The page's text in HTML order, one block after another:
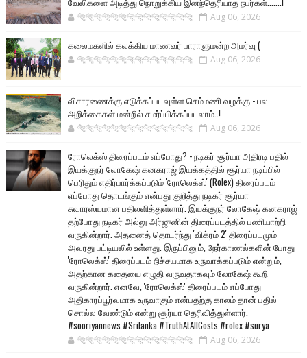
🐅🐅🐅🐅🐅🐅🐆🐆🐆🐆🐆🐆🐆🐆 Aug 06, 2026
கலைமகளில் கலக்கிய மாணவர் பாராளுமன்ற அமர்வு (
🐅🐅🐅🐅🐅🐅🐆🐆🐆🐆🐆🐆🐆🐆 Aug 06, 2026
விசாரணைக்கு எடுக்கப்படவுள்ள செம்மணி வழக்கு - பல
அறிக்கைகள் மன்றில் சமர்ப்பிக்கப்படலாம்..!
🐅🐅🐅🐅🐅🐅🐆🐆🐆🐆🐆🐆🐆🐆 Aug 06, 2026
ரோலெக்ஸ் திரைப்படம் எப்போது? - நடிகர் சூர்யா அதிரடி பதில்
இயக்குநர் லோகேஷ் கனகராஜ் இயக்கத்தில் சூர்யா நடிப்பில்
பெரிதும் எதிர்பார்க்கப்படும் 'ரோலெக்ஸ்' (Rolex) திரைப்படம்
எப்போது தொடங்கும் என்பது குறித்து நடிகர் சூர்யா
சுவாரஸ்யமான பதிலளித்துள்ளார். இயக்குநர் லோகேஷ் கனகராஜ்
தற்போது நடிகர் அல்லு அர்ஜுனின் திரைப்படத்தில் பணியாற்றி
வருகின்றார். அதனைத் தொடர்ந்து 'விக்ரம் 2' திரைப்படமும்
அவரது பட்டியலில் உள்ளது. இருப்பினும், நேர்காணல்களின் போது
'ரோலெக்ஸ்' திரைப்படம் நிச்சயமாக உருவாக்கப்படும் என்றும்,
அதற்கான கதையை எழுதி வருவதாகவும் லோகேஷ் கூறி
வருகின்றார். எனவே, 'ரோலெக்ஸ்' திரைப்படம் எப்போது
அதிகாரப்பூர்வமாக உருவாகும் என்பதற்கு காலம் தான் பதில்
சொல்ல வேண்டும் என்று சூர்யா தெரிவித்துள்ளார்.
#sooriyannews #Srilanka #TruthAtAllCosts #rolex #surya
🐅🐅🐅🐅🐅🐅🐆🐆🐆🐆🐆🐆🐆🐆 Aug 06, 2026